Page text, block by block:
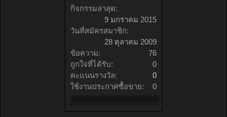
กิจกรรมล่าสุด:
9 มกราคม 2015
วันที่สมัครสมาชิก:
28 ตุลาคม 2009
ข้อความ:
76
ถูกใจที่ได้รับ:
0
คะแนนรางวัล:
0
ใช้งานประกาศซื้อขาย:
0